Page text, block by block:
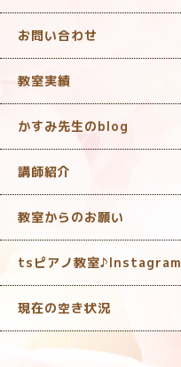
お問い合わせ
教室実績
かすみ先生のblog
講師紹介
教室からのお願い
tsピアノ教室♪Instagram
現在の空き状況